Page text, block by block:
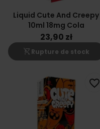
Liquid Cute And Creepy
10ml 18mg Cola
23,90 zł
shopping_cart_off Rupture de stock
favorite_border